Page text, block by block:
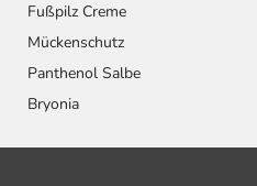
Fußpilz Creme
Mückenschutz
Panthenol Salbe
Bryonia